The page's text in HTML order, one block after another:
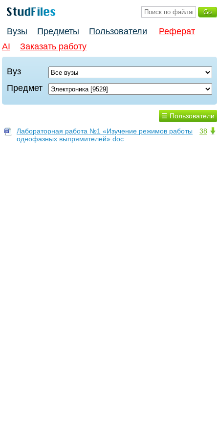
Вузы Предметы Пользователи
Реферат
AI
Заказать работу
Вуз
Предмет
☰ Пользователи
38
Лабораторная работа №1 «Изучение режимов работы
однофазных выпрямителей».doc